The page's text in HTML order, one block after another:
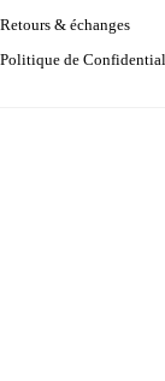
Retours & échanges
Politique de